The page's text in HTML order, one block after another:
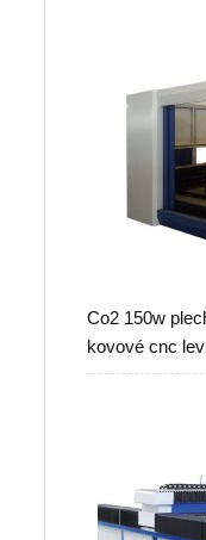
Co2 150w
kovové cnc